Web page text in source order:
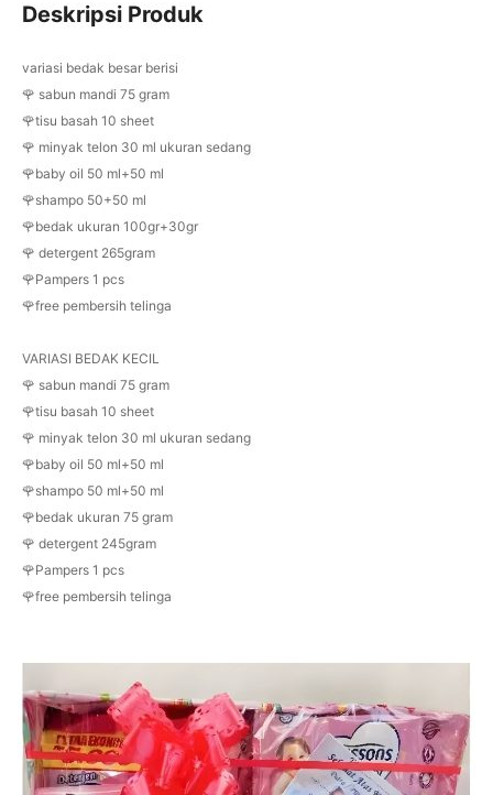
Deskripsi Produk
variasi bedak besar berisi
🌹 sabun mandi 75 gram
🌹tisu basah 10 sheet
🌹 minyak telon 30 ml ukuran sedang
🌹baby oil 50 ml+50 ml
🌹shampo 50+50 ml
🌹bedak ukuran 100gr+30gr
🌹 detergent 265gram
🌹Pampers 1 pcs
🌹free pembersih telinga
VARIASI BEDAK KECIL
🌹 sabun mandi 75 gram
🌹tisu basah 10 sheet
🌹 minyak telon 30 ml ukuran sedang
🌹baby oil 50 ml+50 ml
🌹shampo 50 ml+50 ml
🌹bedak ukuran 75 gram
🌹 detergent 245gram
🌹Pampers 1 pcs
🌹free pembersih telinga